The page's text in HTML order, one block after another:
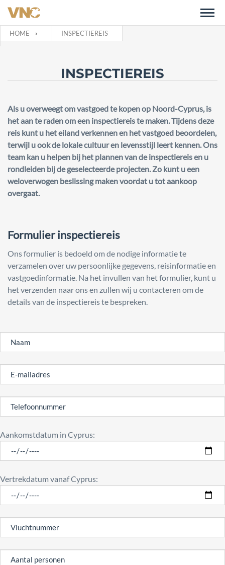
HOME INSPECTIEREIS
INSPECTIEREIS
Als u overweegt om vastgoed te kopen op Noord-Cyprus, is
het aan te raden om een inspectiereis te maken. Tijdens deze
reis kunt u het eiland verkennen en het vastgoed beoordelen,
terwijl u ook de lokale cultuur en levensstijl leert kennen. Ons
team kan u helpen bij het plannen van de inspectiereis en u
rondleiden bij de geselecteerde projecten. Zo kunt u een
weloverwogen beslissing maken voordat u tot aankoop
overgaat.
Formulier inspectiereis
Ons formulier is bedoeld om de nodige informatie te
verzamelen over uw persoonlijke gegevens, reisinformatie en
vastgoedinformatie. Na het invullen van het formulier, kunt u
het verzenden naar ons en zullen wij u contacteren om de
details van de inspectiereis te bespreken.
Aankomstdatum in Cyprus:
Vertrekdatum vanaf Cyprus: